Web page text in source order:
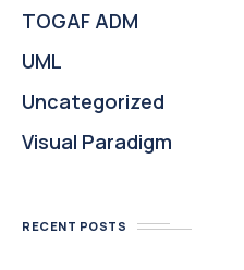
TOGAF ADM
UML
Uncategorized
Visual Paradigm
RECENT POSTS